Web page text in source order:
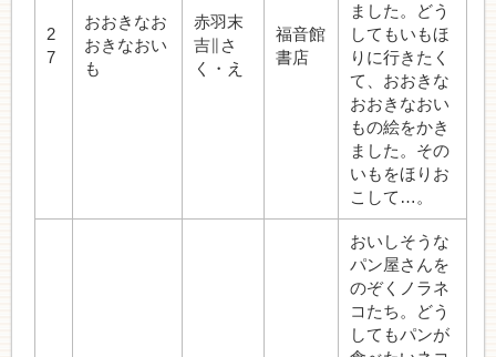
2
7
おおきなお
おきなおい
も
赤羽末
吉∥さ
く・え
福音館
書店
ました。どう
してもいもほ
りに行きたく
て、おおきな
おおきなおい
もの絵をかき
ました。その
いもをほりお
こして…。
おいしそうな
パン屋さんを
のぞくノラネ
コたち。どう
してもパンが